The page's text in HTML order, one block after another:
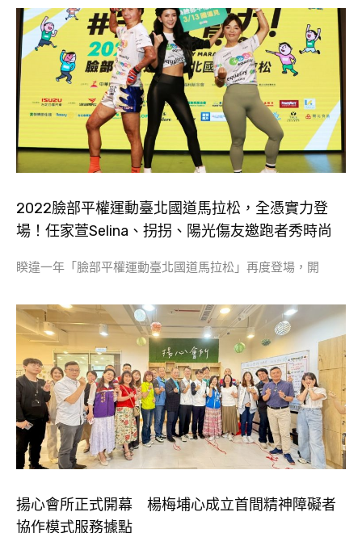
2022臉部平權運動臺北國道馬拉松，全憑實力登
場！任家萱Selina、拐拐、陽光傷友邀跑者秀時尚
睽違一年「臉部平權運動臺北國道馬拉松」再度登場，開
揚心會所正式開幕 楊梅埔心成立首間精神障礙者
協作模式服務據點